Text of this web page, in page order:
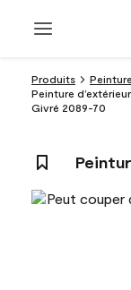
Produits
Peinture
Givré 2089-70